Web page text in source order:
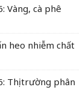
Vàng, cà phê
heo nhiễm chất
Thị trường phân